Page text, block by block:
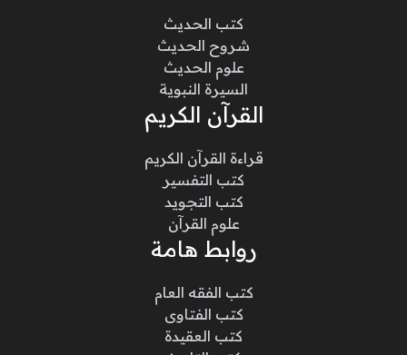
كتب الحديث
شروح الحديث
علوم الحديث
السيرة النبوية
القرآن الكريم
قراءة القرآن الكريم
كتب التفسير
كتب التجويد
علوم القرآن
روابط هامة
كتب الفقه العام
كتب الفتاوى
كتب العقيدة